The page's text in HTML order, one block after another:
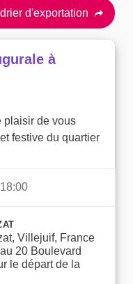
d'exportation
à
plaisir de vous
festive du quartier
Villejuif, France
20 Boulevard
le départ de la